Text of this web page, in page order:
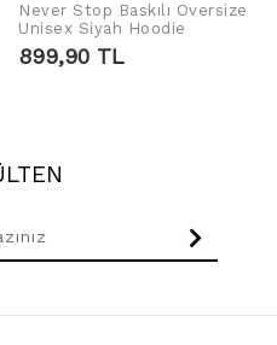
SEPETE EKLE
Never Stop Baskılı Oversize
Unisex Siyah Hoodie
899,90 TL